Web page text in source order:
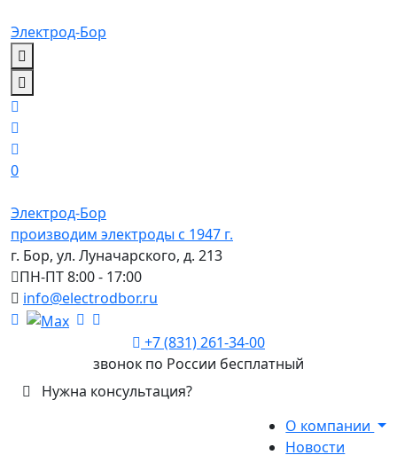
Электрод-Бор
0
Электрод-Бор
производим электроды с 1947 г.
г. Бор, ул. Луначарского, д. 213
ПН-ПТ 8:00 - 17:00
info@electrodbor.ru
+7 (831) 261-34-00
звонок по России бесплатный
Нужна консультация?
О компании
Новости